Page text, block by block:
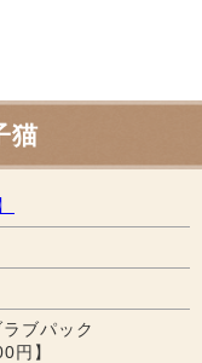
猫
ブパック
円】